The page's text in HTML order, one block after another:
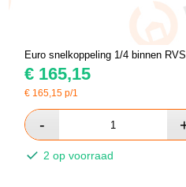
Euro snelkoppeling 1/4 binnen RVS
€ 165,15
€ 165,15 p/1
2 op voorraad